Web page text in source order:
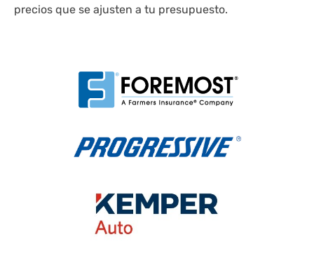
precios que se ajusten a tu presupuesto.